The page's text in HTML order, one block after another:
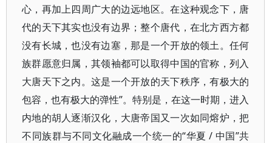
心，再加上四周广大的边远地区。在这种观念下，唐
代的天下其实也没有边界；整个唐代，在北方西方都
没有长城，也没有边塞，那是一个开放的领土。任何
族群愿意归属，其领袖都可以取得中国的官称，列入
大唐天下之内。这是一个开放的天下秩序，有极大的
包容，也有极大的弹性”。特别是，在这一时期，进入
内地的胡人逐渐汉化，大唐帝国又一次如同熔炉，把
不同族群与不同文化融成一个统一的“华夏 / 中国”共